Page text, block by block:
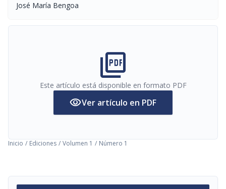
José María Bengoa
picture_as_pdf
Este artículo está disponible en formato PDF
visibilityVer artículo en PDF
Inicio / Ediciones / Volumen 1 / Número 1